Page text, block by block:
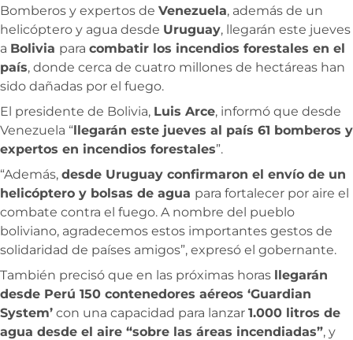
Bomberos y expertos de Venezuela, además de un
helicóptero y agua desde Uruguay, llegarán este jueves
a Bolivia para combatir los incendios forestales en el
país, donde cerca de cuatro millones de hectáreas han
sido dañadas por el fuego.
El presidente de Bolivia, Luis Arce, informó que desde
Venezuela “llegarán este jueves al país 61 bomberos y
expertos en incendios forestales”.
“Además, desde Uruguay confirmaron el envío de un
helicóptero y bolsas de agua para fortalecer por aire el
combate contra el fuego. A nombre del pueblo
boliviano, agradecemos estos importantes gestos de
solidaridad de países amigos”, expresó el gobernante.
También precisó que en las próximas horas llegarán
desde Perú 150 contenedores aéreos ‘Guardian
System’ con una capacidad para lanzar 1.000 litros de
agua desde el aire “sobre las áreas incendiadas”, y